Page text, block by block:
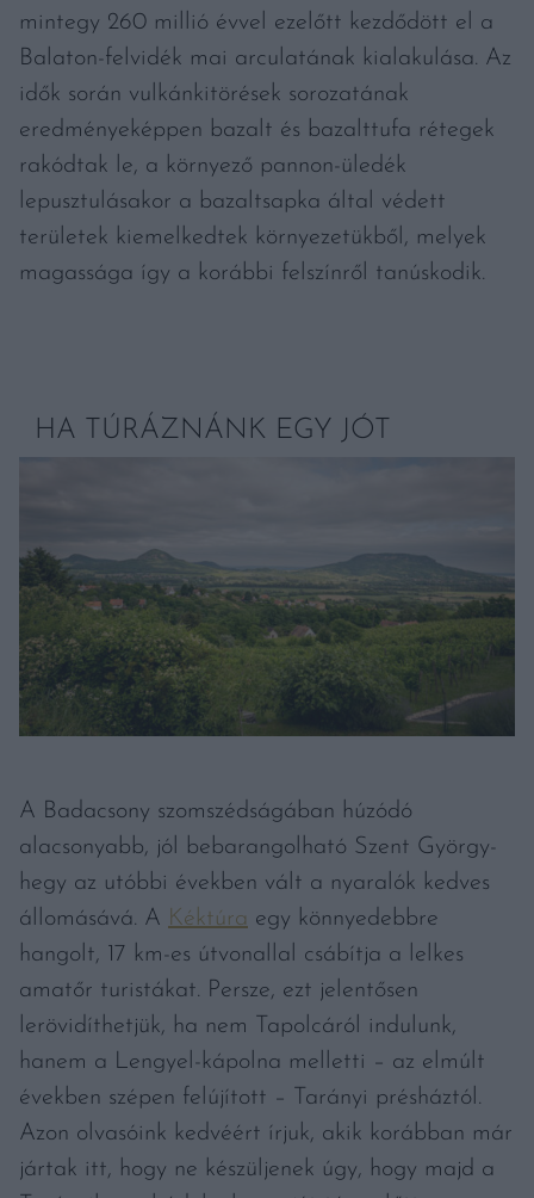
mintegy 260 millió évvel ezelőtt kezdődött el a
Balaton-felvidék mai arculatának kialakulása. Az
idők során vulkánkitörések sorozatának
eredményeképpen bazalt és bazalttufa rétegek
rakódtak le, a környező pannon-üledék
lepusztulásakor a bazaltsapka által védett
területek kiemelkedtek környezetükből, melyek
magassága így a korábbi felszínről tanúskodik.
HA TÚRÁZNÁNK EGY JÓT
A Badacsony szomszédságában húzódó
alacsonyabb, jól bebarangolható Szent György-
hegy az utóbbi években vált a nyaralók kedves
állomásává. A Kéktúra egy könnyedebbre
hangolt, 17 km-es útvonallal csábítja a lelkes
amatőr turistákat. Persze, ezt jelentősen
lerövidíthetjük, ha nem Tapolcáról indulunk,
hanem a Lengyel-kápolna melletti – az elmúlt
években szépen felújított – Tarányi présháztól.
Azon olvasóink kedvéért írjuk, akik korábban már
jártak itt, hogy ne készüljenek úgy, hogy majd a